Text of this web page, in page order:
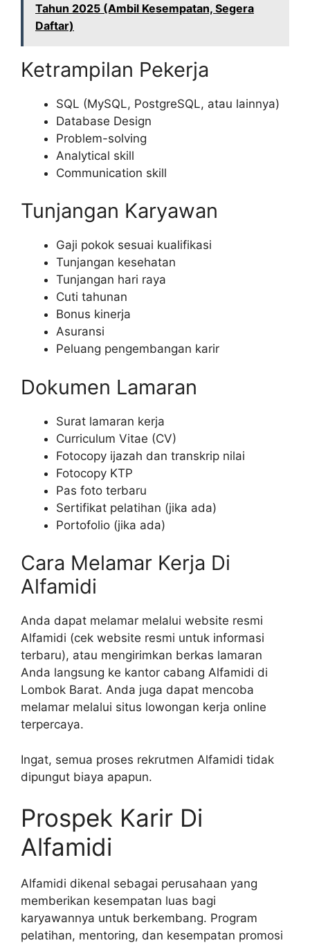
Tahun 2025 (Ambil Kesempatan, Segera
Daftar)
Ketrampilan Pekerja
SQL (MySQL, PostgreSQL, atau lainnya)
Database Design
Problem-solving
Analytical skill
Communication skill
Tunjangan Karyawan
Gaji pokok sesuai kualifikasi
Tunjangan kesehatan
Tunjangan hari raya
Cuti tahunan
Bonus kinerja
Asuransi
Peluang pengembangan karir
Dokumen Lamaran
Surat lamaran kerja
Curriculum Vitae (CV)
Fotocopy ijazah dan transkrip nilai
Fotocopy KTP
Pas foto terbaru
Sertifikat pelatihan (jika ada)
Portofolio (jika ada)
Cara Melamar Kerja Di
Alfamidi
Anda dapat melamar melalui website resmi
Alfamidi (cek website resmi untuk informasi
terbaru), atau mengirimkan berkas lamaran
Anda langsung ke kantor cabang Alfamidi di
Lombok Barat. Anda juga dapat mencoba
melamar melalui situs lowongan kerja online
terpercaya.
Ingat, semua proses rekrutmen Alfamidi tidak
dipungut biaya apapun.
Prospek Karir Di
Alfamidi
Alfamidi dikenal sebagai perusahaan yang
memberikan kesempatan luas bagi
karyawannya untuk berkembang. Program
pelatihan, mentoring, dan kesempatan promosi